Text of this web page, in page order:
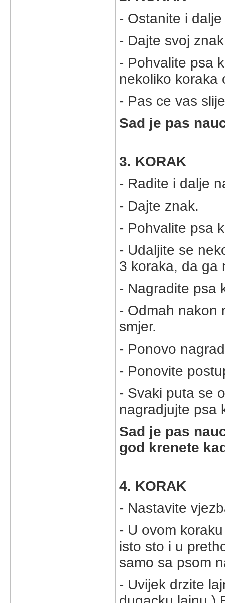
- Ostanite i
- Dajte svoj
- Pohvalite psa
nekoliko koraka
- Pas ce vas
Sad je pas
3. KORAK
- Radite i dalje
- Dajte znak.
- Pohvalite psa
- Udaljite se
3 koraka, da ga
- Nagradite psa
- Odmah nakon
smjer.
- Ponovo
- Ponovite
- Svaki puta se
nagradjujte psa
Sad je pas
god krenete
4. KORAK
- Nastavite
- U ovom
isto sto i u
samo sa psom
- Uvijek drzite